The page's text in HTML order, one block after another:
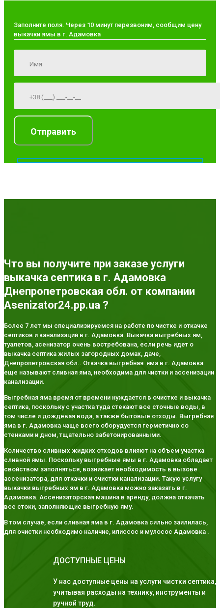
Заполните поля. Через 10 минут перезвоним, сообщим цену
выкачки ямы в г. Адамовка
Что вы получите при заказе услуги
выкачка септика в г. Адамовка
Днепропетровская обл. от компании
Asenizator24.pp.ua ?
Более 7 лет мы специализируемся на работе по чистке и откачке
септиков и канализаций в г. Адамовка. Выкачка выгребных ям,
туалетов, асенизатор очень востребована, если речь идет о
выкачка септика жилых загородных домах, даче,
Днепропетровская обл.. Откачка выгребная яма в г. Адамовка
еще называют сливная яма, необходима для чистки и ассенизации
канализации.
Выгребная яма время от времени нуждается в очистке и выкачка
септика, поскольку с участка туда стекают все сточные воды, в
том числе и дождевая вода, а также бытовые отходы. Выгребная
яма в г. Адамовка чаще всего оборудуется герметично со
стенками и дном, тщательно забетонированными.
Количество сливных жидких отходов влияют на объем участка
сливной ямы. Поскольку выгребные ямы в г. Адамовка обладает
свойством заполняться, возникает необходимость в вызове
ассенизатора, для откачки и очистки канализации. Такую услугу
выкачки выгребных ям в г. Адамовка можно заказать в г.
Адамовка. Ассенизаторская машина в аренду, должна откачать
все стоки, заполняющие выгребную яму.
В том случае, если сливная яма в г. Адамовка сильно заилилась,
для очистки необходимо наличие, илиссос и мулосос Адамовка .
ДОСТУПНЫЕ ЦЕНЫ
У нас доступные цены на услуги чистки септика,
учитывая расходы на технику, инструменты и
ручной труд.